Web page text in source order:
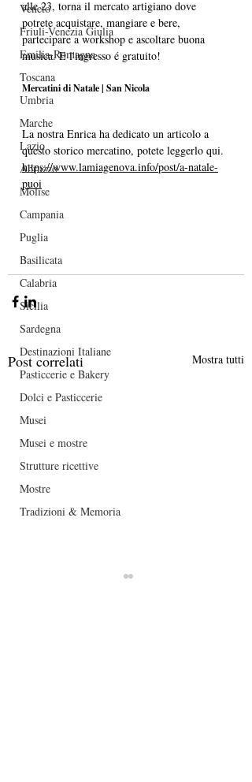
Veneto
Friuli-Venezia Giulia
Emilia-Romagna
Toscana
Umbria
Marche
Lazio
Abruzzo
Molise
Campania
Puglia
Basilicata
Calabria
Sicilia
Sardegna
Destinazioni Italiane
Pasticcerie e Bakery
Dolci e Pasticcerie
Musei
Musei e mostre
Strutture ricettive
Mostre
Tradizioni & Memoria
alle 23, torna il mercato artigiano dove
potrete acquistare, mangiare e bere,
partecipare a workshop e ascoltare buona
musica. E l'ingresso é gratuito!
Mercatini di Natale | San Nicola
La nostra Enrica ha dedicato un articolo a
questo storico mercatino, potete leggerlo qui.
https://www.lamiagenova.info/post/a-natale-
puoi
Post correlati Mostra tutti